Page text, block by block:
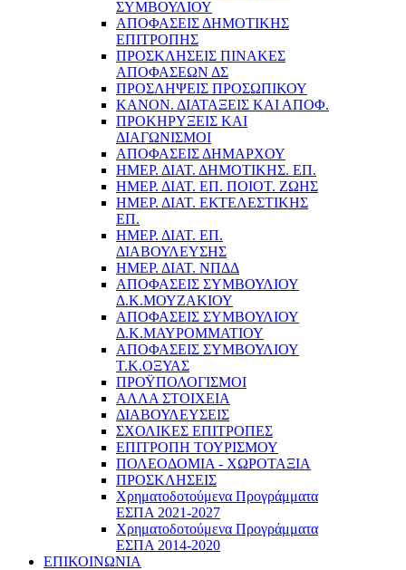
ΣΥΜΒΟΥΛΙΟΥ
ΑΠΟΦΑΣΕΙΣ ΔΗΜΟΤΙΚΗΣ
ΕΠΙΤΡΟΠΗΣ
ΠΡΟΣΚΛΗΣΕΙΣ ΠΙΝΑΚΕΣ
ΑΠΟΦΑΣΕΩΝ ΔΣ
ΠΡΟΣΛΗΨΕΙΣ ΠΡΟΣΩΠΙΚΟΥ
ΚΑΝΟΝ. ΔΙΑΤΑΞΕΙΣ ΚΑΙ ΑΠΟΦ.
ΠΡΟΚΗΡΥΞΕΙΣ ΚΑΙ
ΔΙΑΓΩΝΙΣΜΟΙ
ΑΠΟΦΑΣΕΙΣ ΔΗΜΑΡΧΟΥ
ΗΜΕΡ. ΔΙΑΤ. ΔΗΜΟΤΙΚΗΣ. ΕΠ.
ΗΜΕΡ. ΔΙΑΤ. ΕΠ. ΠΟΙOΤ. ΖΩΗΣ
ΗΜΕΡ. ΔΙΑΤ. ΕΚΤΕΛΕΣΤΙΚΗΣ
ΕΠ.
ΗΜΕΡ. ΔΙΑΤ. ΕΠ.
ΔΙΑΒΟΥΛΕΥΣΗΣ
ΗΜΕΡ. ΔΙΑΤ. ΝΠΔΔ
ΑΠΟΦΑΣΕΙΣ ΣΥΜΒΟΥΛΙΟΥ
Δ.Κ.ΜΟΥΖΑΚΙΟΥ
ΑΠΟΦΑΣΕΙΣ ΣΥΜΒΟΥΛΙΟΥ
Δ.Κ.ΜΑΥΡΟΜΜΑΤΙΟΥ
ΑΠΟΦΑΣΕΙΣ ΣΥΜΒΟΥΛΙΟΥ
Τ.Κ.ΟΞΥΑΣ
ΠΡΟΫΠΟΛΟΓΙΣΜΟΙ
ΑΛΛΑ ΣΤΟΙΧΕΙΑ
ΔΙΑΒΟΥΛΕΥΣΕΙΣ
ΣΧΟΛΙΚΕΣ ΕΠΙΤΡΟΠΕΣ
ΕΠΙΤΡΟΠΗ ΤΟΥΡΙΣΜΟΥ
ΠΟΛΕΟΔΟΜΙΑ - ΧΩΡΟΤΑΞΙΑ
ΠΡΟΣΚΛΗΣΕΙΣ
Χρηματοδοτούμενα Προγράμματα
ΕΣΠΑ 2021-2027
Χρηματοδοτούμενα Προγράμματα
ΕΣΠΑ 2014-2020
ΕΠΙΚΟΙΝΩΝΙΑ